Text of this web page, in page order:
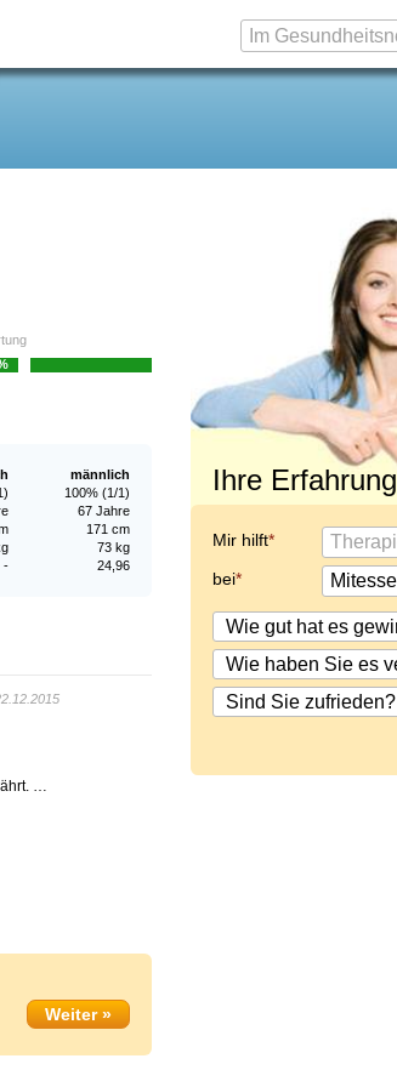
männlich
100% (1/1)
67 Jahre
171 cm
73 kg
24,96
-
…
Ihre Erfahrung
Mir hilft
bei